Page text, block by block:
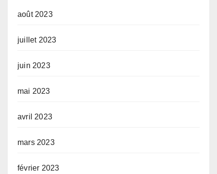
août 2023
juillet 2023
juin 2023
mai 2023
avril 2023
mars 2023
février 2023